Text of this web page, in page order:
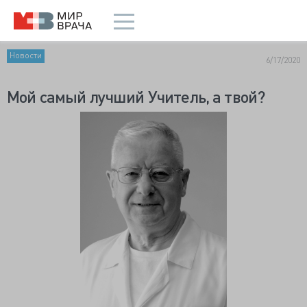
Новости 6/17/2020
Мой самый лучший Учитель, а твой?